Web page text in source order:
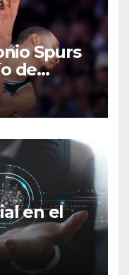
Spurs
de
Heat
en el